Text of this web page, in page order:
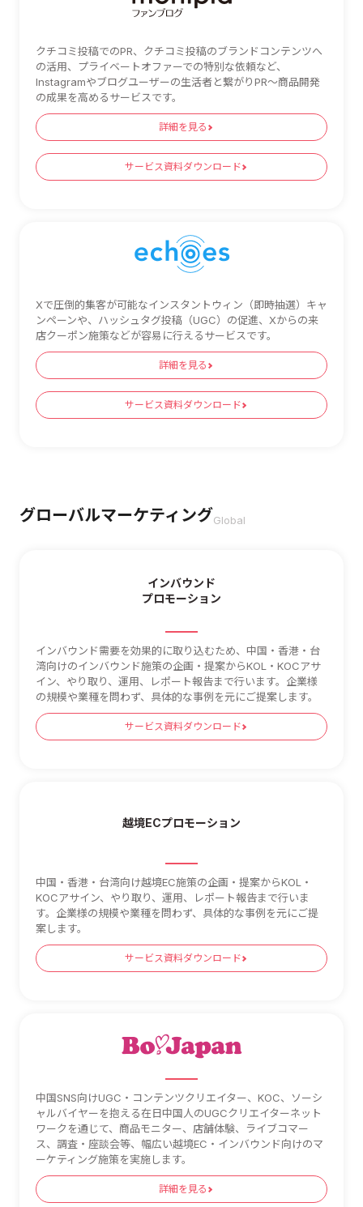
クチコミ投稿でのPR、クチコミ投稿のブランドコンテンツへ
の活用、プライベートオファーでの特別な依頼など、
Instagramやブログユーザーの生活者と繋がりPR～商品開発
の成果を高めるサービスです。
詳細を見る
サービス資料ダウンロード
Xで圧倒的集客が可能なインスタントウィン（即時抽選）キャ
ンペーンや、ハッシュタグ投稿（UGC）の促進、Xからの来
店クーポン施策などが容易に行えるサービスです。
詳細を見る
サービス資料ダウンロード
グローバルマーケティングGlobal
インバウンド
プロモーション
インバウンド需要を効果的に取り込むため、中国・香港・台
湾向けのインバウンド施策の企画・提案からKOL・KOCアサ
イン、やり取り、運用、レポート報告まで行います。企業様
の規模や業種を問わず、具体的な事例を元にご提案します。
サービス資料ダウンロード
越境ECプロモーション
中国・香港・台湾向け越境EC施策の企画・提案からKOL・
KOCアサイン、やり取り、運用、レポート報告まで行いま
す。企業様の規模や業種を問わず、具体的な事例を元にご提
案します。
サービス資料ダウンロード
中国SNS向けUGC・コンテンツクリエイター、KOC、ソーシ
ャルバイヤーを抱える在日中国人のUGCクリエイターネット
ワークを通じて、商品モニター、店舗体験、ライブコマー
ス、調査・座談会等、幅広い越境EC・インバウンド向けのマ
ーケティング施策を実施します。
詳細を見る